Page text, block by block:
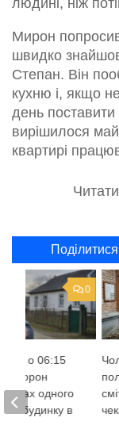
людині, ніж
Мирон
швидко
Степан. Він
кухню і, якщо
день поставити
вирішилося
квартирі
Поділитися
0
о 06:15
ворон
на дах одного
будинку в